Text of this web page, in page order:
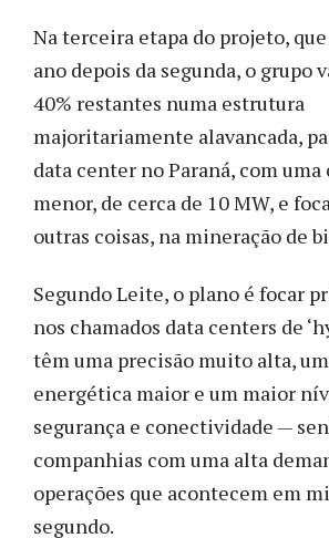
Na terceira etapa do projeto,
ano depois da segunda, o grupo
40% restantes numa estrutura
majoritariamente alavancada,
data center no Paraná, com uma
menor, de cerca de 10 MW, e
outras coisas, na mineração de
Segundo Leite, o plano é focar
nos chamados data centers de
têm uma precisão muito alta,
energética maior e um maior
segurança e conectividade —
companhias com uma alta
operações que acontecem em
segundo.